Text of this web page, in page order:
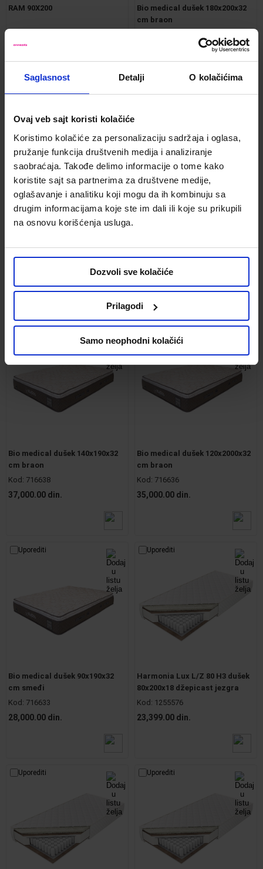
Saglasnost Detalji O kolačićima
Ovaj veb sajt koristi kolačiće
Koristimo kolačiće za personalizaciju sadržaja i oglasa,
pružanje funkcija društvenih medija i analiziranje
saobraćaja. Takođe delimo informacije o tome kako
koristite sajt sa partnerima za društvene medije,
oglašavanje i analitiku koji mogu da ih kombinuju sa
drugim informacijama koje ste im dali ili koje su prikupili
na osnovu korišćenja usluga.
Dozvoli sve kolačiće
Prilagodi
Samo neophodni kolačići
RAM 90X200
4,250.00 din.
Bio medical dušek 180x200x32
cm braon
Bio medical dušek 160x200x32
Kod:716643
Kod:716640
40,000.00 din.
Uporediti
Bio medical dušek 140x190x32
cm braon
Kod: 716638
37,000.00 din.
Uporediti
Bio medical dušek 120x2000x32
cm braon
Kod: 716636
35,000.00 din.
Uporediti
Bio medical dušek 90x190x32
cm smeđi
Kod: 716633
28,000.00 din.
Uporediti
Harmonia Lux L/Z 80 H3 dušek
80x200x18 džepicast jezgra
Kod: 1255576
23,399.00 din.
Uporediti Uporediti